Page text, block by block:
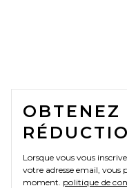
FOOTER
OBTENEZ
Lorsque vous vous
votre adresse email, vous
moment. politique de